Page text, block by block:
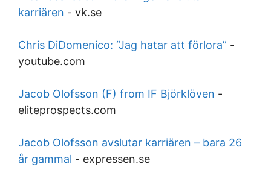
karriären - vk.se
Chris DiDomenico: “Jag hatar att förlora” -
youtube.com
Jacob Olofsson (F) from IF Björklöven -
eliteprospects.com
Jacob Olofsson avslutar karriären – bara 26
år gammal - expressen.se